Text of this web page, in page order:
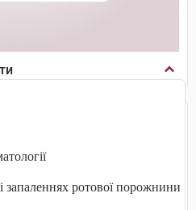
запаленнях ротової порожнини